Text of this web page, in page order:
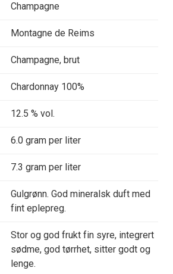
Champagne
Montagne de Reims
Champagne, brut
Chardonnay 100%
12.5 % vol.
6.0 gram per liter
7.3 gram per liter
Gulgrønn. God mineralsk duft med
fint eplepreg.
Stor og god frukt fin syre, integrert
sødme, god tørrhet, sitter godt og
lenge.